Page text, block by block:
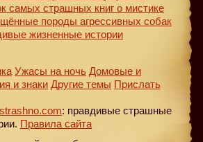
самых страшных книг о мистике
породы агрессивных собак
жизненные истории
Ужасы на ночь Домовые и
и знаки Другие темы Прислать
strashno.com: правдивые страшные
Правила сайта